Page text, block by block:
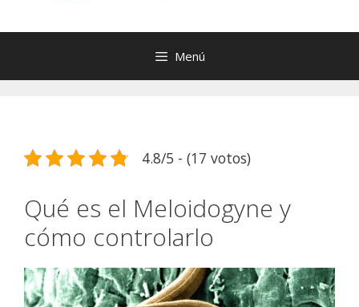
Menú
4.8/5 - (17 votos)
Qué es el Meloidogyne y
cómo controlarlo